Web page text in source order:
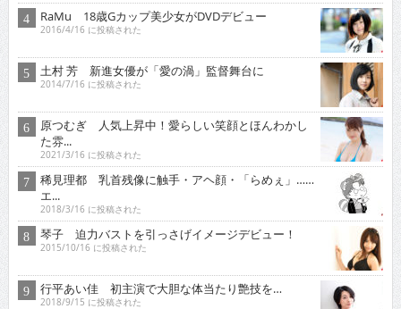
RaMu 18歳Gカップ美少女がDVDデビュー
2016/4/16 に投稿された
土村 芳 新進女優が「愛の渦」監督舞台に
2014/7/16 に投稿された
原つむぎ 人気上昇中！愛らしい笑顔とほんわかし
た雰...
2021/3/16 に投稿された
稀見理都 乳首残像に触手・アヘ顔・「らめぇ」……
エ...
2018/3/16 に投稿された
琴子 迫力バストを引っさげイメージデビュー！
2015/10/16 に投稿された
行平あい佳 初主演で大胆な体当たり艶技を…
2018/9/15 に投稿された